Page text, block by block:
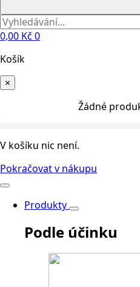
0,00 Kč 0
Košík
×
Žádné
V košíku nic není.
Pokračovat v nákupu
Produkty
Podle účinku